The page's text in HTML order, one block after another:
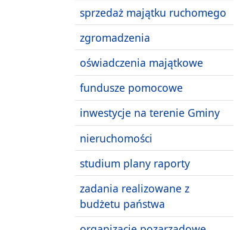
sprzedaż majątku ruchomego
zgromadzenia
oświadczenia majątkowe
fundusze pomocowe
inwestycje na terenie Gminy
nieruchomości
studium plany raporty
zadania realizowane z
budżetu państwa